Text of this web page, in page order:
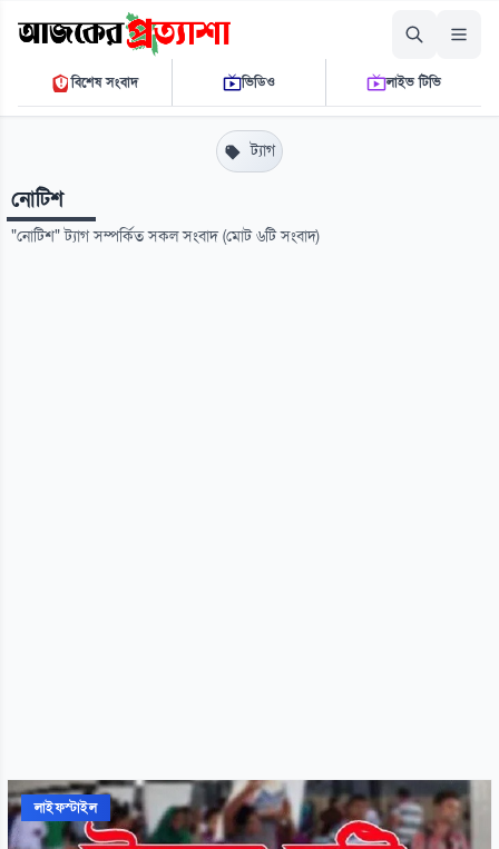
রোববার, ০৯ আগস্ট ২০২৬
০৮ ৪০ ৫৭ এ.এম.THE DAILY AJKER PROTTASHA
বিশেষ সংবাদ ভিডিও লাইভ টিভি
ট্যাগ
নোটিশ
"নোটিশ" ট্যাগ সম্পর্কিত সকল সংবাদ (মোট ৬টি সংবাদ)
লাইফস্টাইল